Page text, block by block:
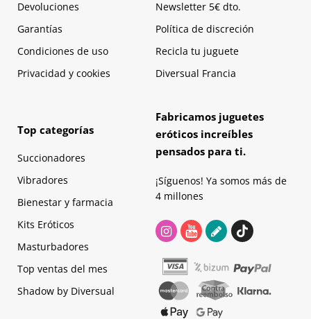
Devoluciones
Garantías
Condiciones de uso
Privacidad y cookies
Newsletter 5€ dto.
Política de discreción
Recicla tu juguete
Diversual Francia
Top categorías
Succionadores
Vibradores
Bienestar y farmacia
Kits Eróticos
Masturbadores
Top ventas del mes
Shadow by Diversual
Fabricamos juguetes
eróticos increíbles
pensados para ti.
¡Síguenos! Ya somos más de
4 millones